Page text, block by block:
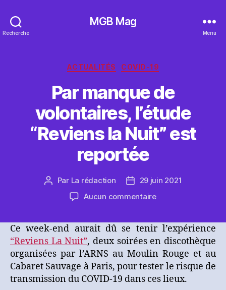
Recherche
MGB Mag
Menu
Catégories
ACTUALITÉS COVID-19
Par manque de
volontaires, l’étude
“Reviens la Nuit” est
reportée
Auteur
l’article
Par La rédaction
Date29 juin 2021
Aucun commentairesur
de
volontaires,
l’étude
“Reviens
Nuit”
Ce week-end aurait dû se tenir l’expérience
“Reviens La Nuit”, deux soirées en discothèque
organisées par l’ARNS au Moulin Rouge et au
Cabaret Sauvage à Paris, pour tester le risque de
transmission du COVID-19 dans ces lieux.